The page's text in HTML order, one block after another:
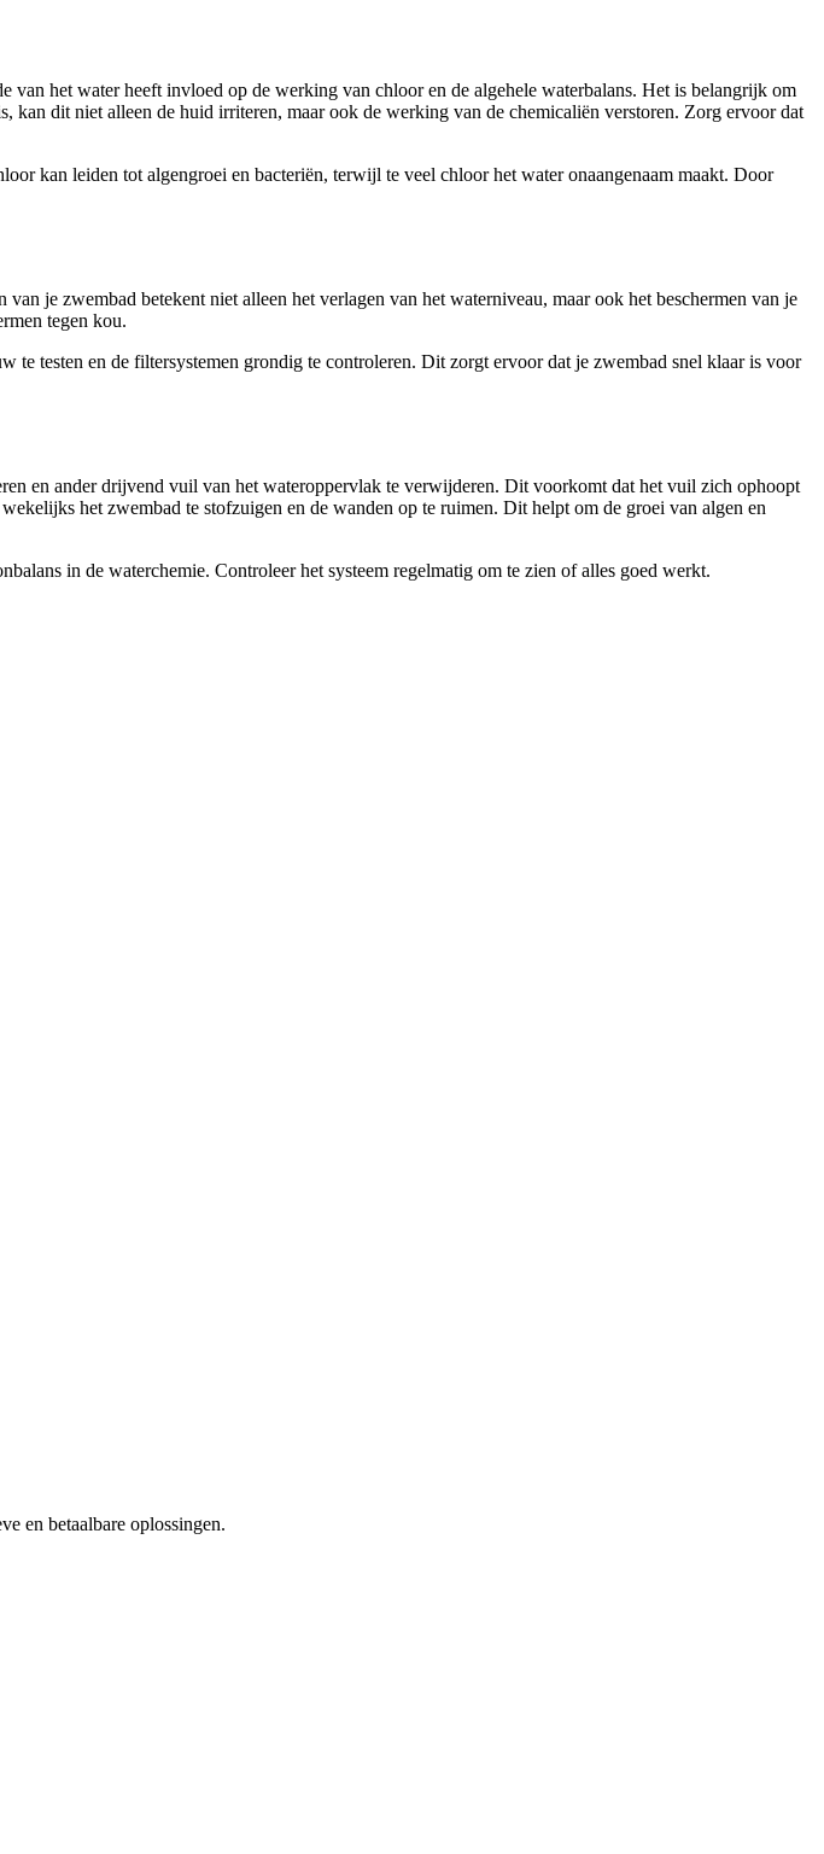
het water heeft invloed op de werking van chloor en de algehele waterbalans. Het is belangrijk om
dit niet alleen de huid irriteren, maar ook de werking van de chemicaliën verstoren. Zorg ervoor dat
kan leiden tot algengroei en bacteriën, terwijl te veel chloor het water onaangenaam maakt. Door
je zwembad betekent niet alleen het verlagen van het waterniveau, maar ook het beschermen van je
tegen kou.
testen en de filtersystemen grondig te controleren. Dit zorgt ervoor dat je zwembad snel klaar is voor
en ander drijvend vuil van het wateroppervlak te verwijderen. Dit voorkomt dat het vuil zich ophoopt
het zwembad te stofzuigen en de wanden op te ruimen. Dit helpt om de groei van algen en
in de waterchemie. Controleer het systeem regelmatig om te zien of alles goed werkt.
en betaalbare oplossingen.